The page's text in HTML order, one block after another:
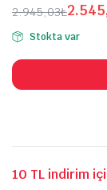
4.00oy
2.945,03₺
Orijinal
fiyat:
2.945,03₺.
Şu
andaki
fiyat:
2.545,03₺.
Stokta var
10 TL indirim